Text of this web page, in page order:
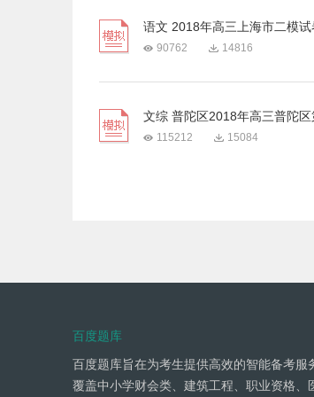
语文 2018年高三上海市二模试
90762 14816
文综 普陀区2018年高三普陀
115212 15084
百度题库
百度题库旨在为考生提供高效的智能备考服
覆盖中小学财会类、建筑工程、职业资格、